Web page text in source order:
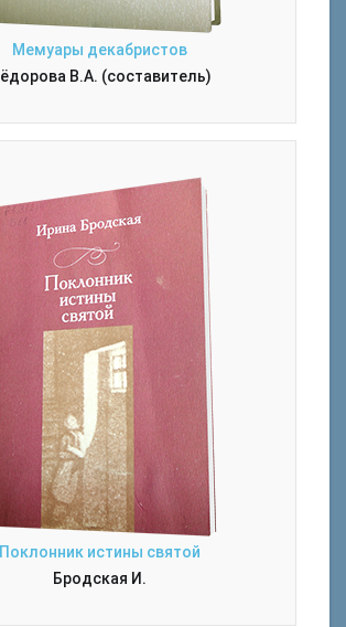
Мемуары декабристов
В.А. (составитель)
Поклонник истины святой
Бродская И.